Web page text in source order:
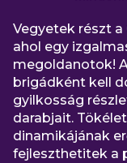
Vegyetek részt
ahol egy
megoldanotok!
brigádként kell
gyilkosság
darabjait.
dinamikájának
fejleszthetitek a